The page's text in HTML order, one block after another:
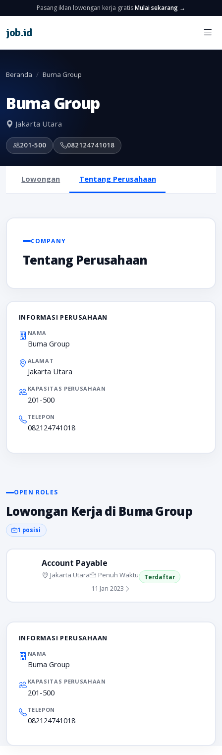
Pasang iklan lowongan kerja gratisMulai sekarang →
job.id
Beranda Buma Group
Buma Group
Jakarta Utara
201-500 082124741018
Lowongan Tentang Perusahaan
COMPANY
Tentang Perusahaan
INFORMASI PERUSAHAAN
NAMA
Buma Group
ALAMAT
Jakarta Utara
KAPASITAS PERUSAHAAN
201-500
TELEPON
082124741018
OPEN ROLES
Lowongan Kerja di Buma Group
1 posisi
Account Payable
Jakarta Utara Penuh Waktu Terdaftar
11 Jan 2023
INFORMASI PERUSAHAAN
NAMA
Buma Group
KAPASITAS PERUSAHAAN
201-500
TELEPON
082124741018